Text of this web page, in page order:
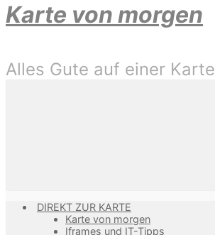
Karte von morgen
Alles Gute auf einer Karte
DIREKT ZUR KARTE
Karte von morgen
Iframes und IT-Tipps